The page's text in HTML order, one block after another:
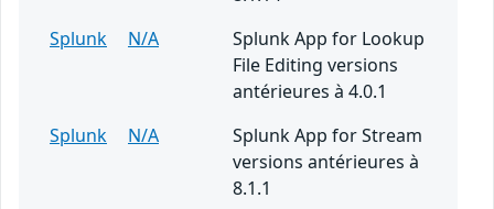
Splunk
N/A
Splunk App for Lookup
File Editing versions
antérieures à 4.0.1
Splunk
N/A
Splunk App for Stream
versions antérieures à
8.1.1